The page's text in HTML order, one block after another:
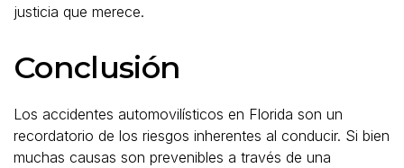
justicia que merece.
Conclusión
Los accidentes automovilísticos en Florida son un
recordatorio de los riesgos inherentes al conducir. Si bien
muchas causas son prevenibles a través de una